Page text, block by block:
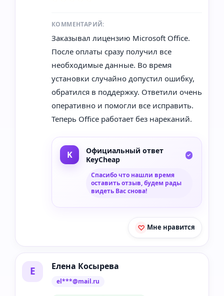
КОММЕНТАРИЙ:
Заказывал лицензию Microsoft Office.
После оплаты сразу получил все
необходимые данные. Во время
установки случайно допустил ошибку,
обратился в поддержку. Ответили очень
оперативно и помогли все исправить.
Теперь Office работает без нареканий.
Официальный ответ
KeyCheap
Спасибо что нашли время
оставить отзыв, будем рады
видеть Вас снова!
Мне нравится
Е Елена Косырева
el***@mail.ru